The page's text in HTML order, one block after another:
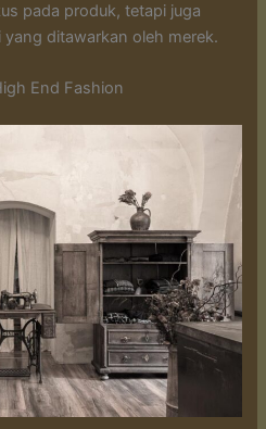
pada produk, tetapi juga
ditawarkan oleh merek.
End Fashion